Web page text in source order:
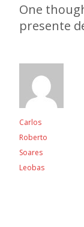
One
presente
Carlos
Roberto
Soares
Leobas